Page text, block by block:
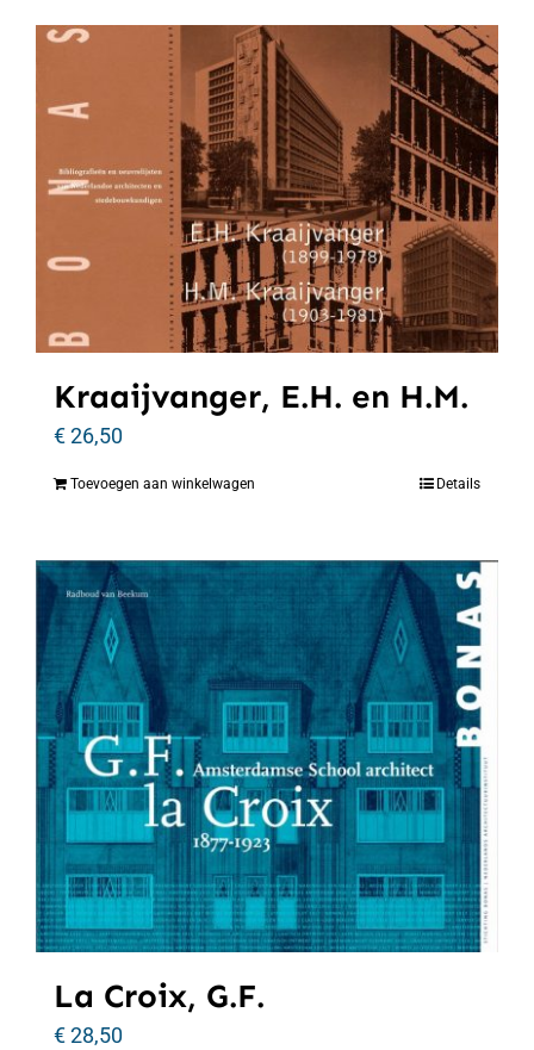
Kraaijvanger, E.H. en H.M.
€26,50
Toevoegen aan winkelwagen Details
La Croix, G.F.
€28,50